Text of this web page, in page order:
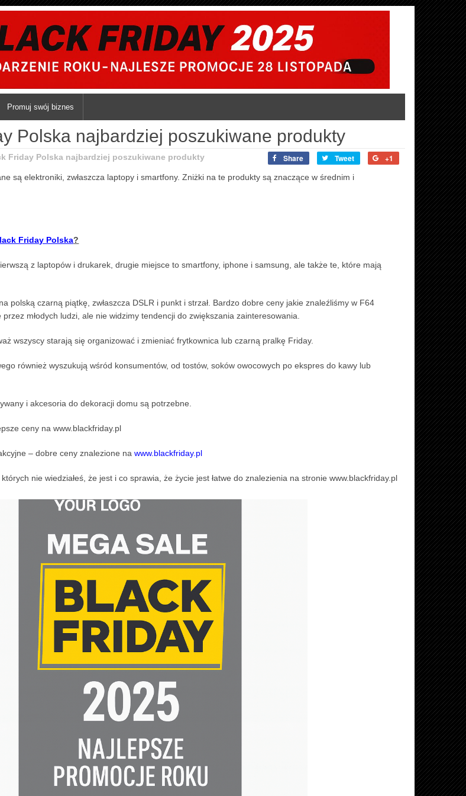
Promuj swój biznes
Polska najbardziej poszukiwane produkty
Friday Polska najbardziej poszukiwane produkty Share Tweet +1
są elektroniki, zwłaszcza laptopy i smartfony. Zniżki na te produkty są znaczące w średnim i
Friday Polska?
z laptopów i drukarek, drugie miejsce to smartfony, iphone i samsung, ale także te, które mają
polską czarną piątkę, zwłaszcza DSLR i punkt i strzał. Bardzo dobre ceny jakie znaleźliśmy w F64
młodych ludzi, ale nie widzimy tendencji do zwiększania zainteresowania.
wszyscy starają się organizować i zmieniać frytkownica lub czarną pralkę Friday.
również wyszukują wśród konsumentów, od tostów, soków owocowych po ekspres do kawy lub
i akcesoria do dekoracji domu są potrzebne.
ceny na www.blackfriday.pl
– dobre ceny znalezione nawww.blackfriday.pl
nie wiedziałeś, że jest i co sprawia, że ​​życie jest łatwe do znalezienia na stronie www.blackfriday.pl